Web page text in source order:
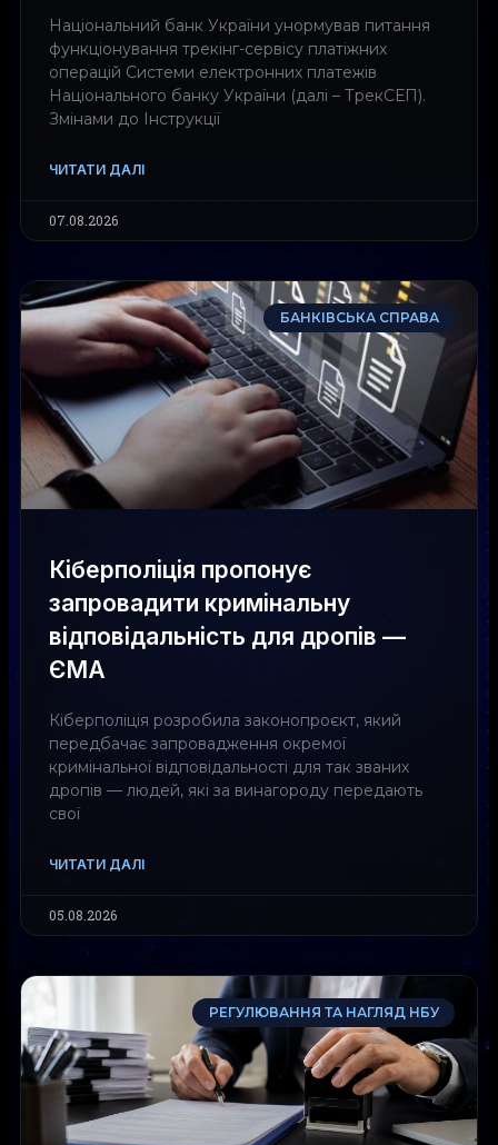
Національний банк України унормував питання
функціонування трекінг-сервісу платіжних
операцій Системи електронних платежів
Національного банку України (далі – ТрекСЕП).
Змінами до Інструкції
ЧИТАТИ ДАЛІ
07.08.2026
БАНКІВСЬКА СПРАВА
Кіберполіція пропонує
запровадити кримінальну
відповідальність для дропів —
ЄМА
Кіберполіція розробила законопроєкт, який
передбачає запровадження окремої
кримінальної відповідальності для так званих
дропів — людей, які за винагороду передають
свої
ЧИТАТИ ДАЛІ
05.08.2026
РЕГУЛЮВАННЯ ТА НАГЛЯД НБУ